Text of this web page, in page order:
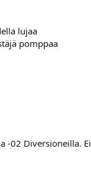
lujaa
pomppaa
-02 Diversioneilla. Ei